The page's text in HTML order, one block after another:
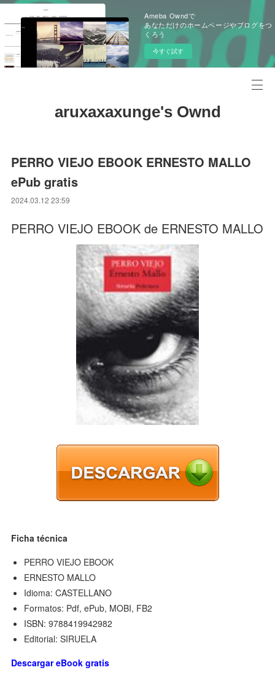
Ameba Owndで
あなただけのホームページやブログをつ
くろう
今すぐ試す
aruxaxaxunge's Ownd
PERRO VIEJO EBOOK ERNESTO MALLO
ePub gratis
2024.03.12 23:59
PERRO VIEJO EBOOK de ERNESTO MALLO
Ficha técnica
PERRO VIEJO EBOOK
ERNESTO MALLO
Idioma: CASTELLANO
Formatos: Pdf, ePub, MOBI, FB2
ISBN: 9788419942982
Editorial: SIRUELA
Descargar eBook gratis